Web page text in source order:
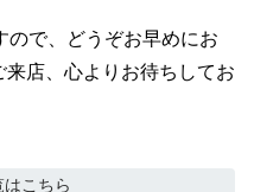
で、どうぞお早めにお
店、心よりお待ちしてお
こちら